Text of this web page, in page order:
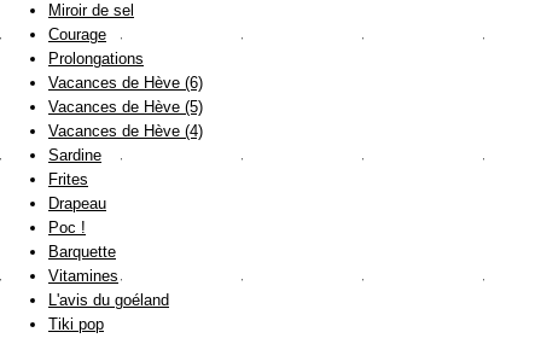
Miroir de sel
Courage
Prolongations
Vacances de Hève (6)
Vacances de Hève (5)
Vacances de Hève (4)
Sardine
Frites
Drapeau
Poc !
Barquette
Vitamines
L'avis du goéland
Tiki pop